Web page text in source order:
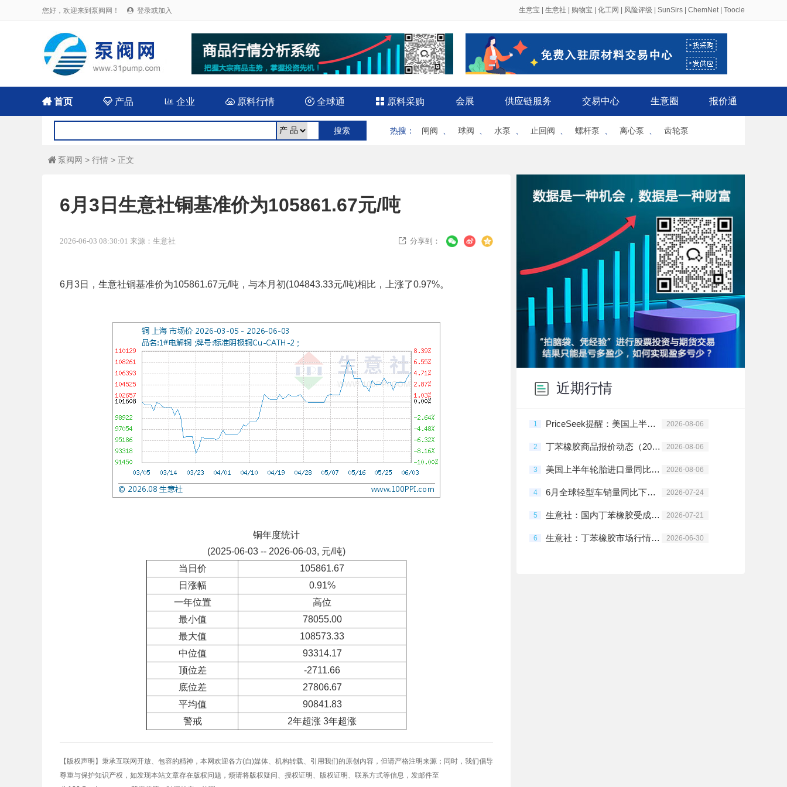
您好，欢迎来到泵阀网！  登录或加入 生意宝 生意社 购物宝 化工网 风险评级 SunSirs ChemNet| Toocle
首页  产品 企业 原料行情  全球通  原料采购 会展 供应链服务 交易中心 生意圈 报价通
热搜 ： 闸阀 球阀 水泵 止回阀 螺杆泵 离心泵 齿轮泵
 泵阀网 > 行情 > 正文
6月3日生意社铜基准价为105861.67元/吨
2026-06-03 08:30:01 来源：生意社  分享到：
6月3日，生意社铜基准价为105861.67元/吨，与本月初(104843.33元/吨)相比，上涨了0.97%。
铜年度统计
(2025-06-03 -- 2026-06-03, 元/吨)
当日价
105861.67
日涨幅
0.91%
一年位置
高位
最小值
78055.00
最大值
108573.33
中位值
93314.17
顶位差
-2711.66
底位差
27806.67
平均值
90841.83
警戒
2年超涨 3年超涨
【版权声明】秉承互联网开放、包容的精神，本网欢迎各方(自)媒体、机构转载、引用我们的原创内容，但请严格注明来源；同时，我们倡导
尊重与保护知识产权，如发现本站文章存在版权问题，烦请将版权疑问、授权证明、版权证明、联系方式等信息，发邮件至
近期行情
1 PriceSeek提醒：美国上半年轮胎进口下滑影响橡胶行情 2026-08-06
2 丁苯橡胶商品报价动态（2026-08-06） 2026-08-06
3 美国上半年轮胎进口量同比降2.5% 2026-08-06
4 6月全球轻型车销量同比下降1%至762万辆 2026-07-24
5 生意社：国内丁苯橡胶受成本驱动价格上涨 2026-07-21
6 生意社：丁苯橡胶市场行情震荡下行 2026-06-30